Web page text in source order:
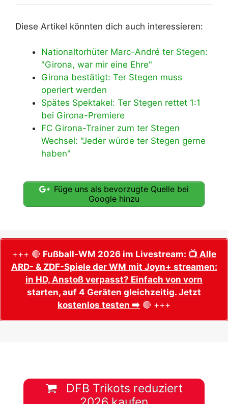
Diese Artikel könnten dich auch interessieren:
Nationaltorhüter Marc-André ter Stegen:
"Girona, war mir eine Ehre"
Girona bestätigt: Ter Stegen muss
operiert werden
Spätes Spektakel: Ter Stegen rettet 1:1
bei Girona-Premiere
FC Girona-Trainer zum ter Stegen
Wechsel: "Jeder würde ter Stegen gerne
haben"
Füge uns als bevorzugte Quelle bei
Google hinzu
+++ 🔴 Fußball-WM 2026 im Livestream: 📺 Alle
ARD- & ZDF-Spiele der WM mit Joyn+ streamen:
in HD, Anstoß verpasst? Einfach von vorn
starten, auf 4 Geräten gleichzeitig. Jetzt
kostenlos testen ➡️ 🔴 +++
DFB Trikots reduziert